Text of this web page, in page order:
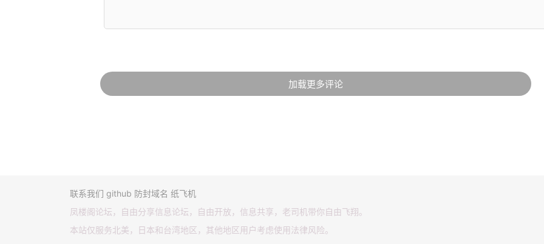
加载更多评论
联系我们 github 防封域名 纸飞机
凤楼阁论坛，自由分享信息论坛，自由开放，信息共享，老司机带你自由飞翔。
本站仅服务北美，日本和台湾地区，其他地区用户考虑使用法律风险。